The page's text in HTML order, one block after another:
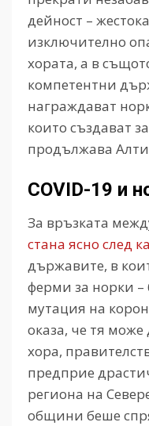
дейност –
изключително
хората, а в
компетентни
награждават
които създават
продължава
COVID-19 и
За връзката
стана ясно след
държавите, в
ферми за норки –
мутация на
оказа, че тя
хора,
предприе
региона на
общини беше